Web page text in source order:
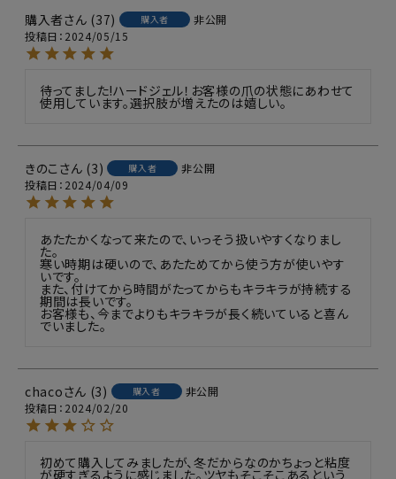
購入者
37 購入者
非公開
投稿日
2024/05/15
待ってました!ハードジェル！お客様の爪の状態にあわせて
使用しています。選択肢が増えたのは嬉しい。
きのこ 3 購入者
非公開
投稿日
2024/04/09
あたたかくなって来たので、いっそう扱いやすくなりまし
た。
寒い時期は硬いので、あたためてから使う方が使いやす
いです。
また、付けてから時間がたってからもキラキラが持続する
期間は長いです。
お客様も、今までよりもキラキラが長く続いていると喜ん
でいました。
chaco 3 購入者
非公開
投稿日
2024/02/20
初めて購入してみましたが、冬だからなのかちょっと粘度
が硬すぎるように感じました。ツヤもそこそこあるという